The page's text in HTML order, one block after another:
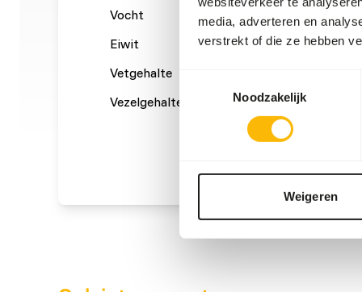
media, adverteren en
verstrekt of die ze hebben
Noodzakelijk
Weigeren
Vocht 63%
Ruwe
Eiwit
16%
Calcium
Vetgehalte
Vezelgehalte
0,7%